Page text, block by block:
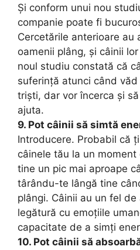
Și conform unui nou
companie poate fi
Cercetările anterioare au
oamenii plâng, și câinii
noul studiu constată că
suferință atunci când
triști, dar vor încerca și
ajuta.
9. Pot câinii să simtă
Introducere. Probabil că
câinele tău la un
tine un pic mai aproape
târându-te lângă tine
plângi. Câinii au un fel
legătură cu emoțiile
capacitate de a simți
10. Pot câinii să